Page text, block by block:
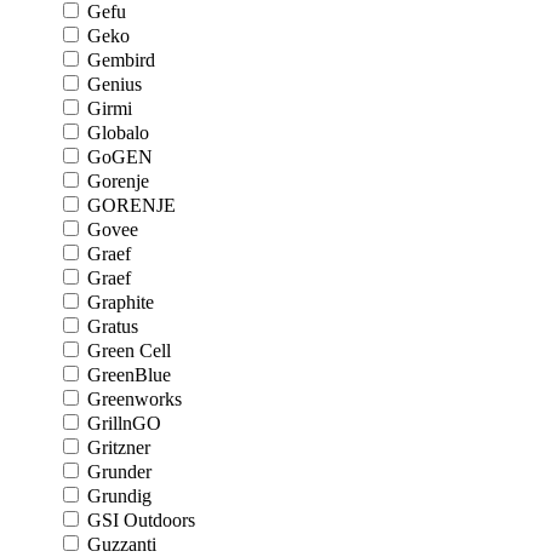
Gefu
Geko
Gembird
Genius
Girmi
Globalo
GoGEN
Gorenje
GORENJE
Govee
Graef
Graef
Graphite
Gratus
Green Cell
GreenBlue
Greenworks
GrillnGO
Gritzner
Grunder
Grundig
GSI Outdoors
Guzzanti